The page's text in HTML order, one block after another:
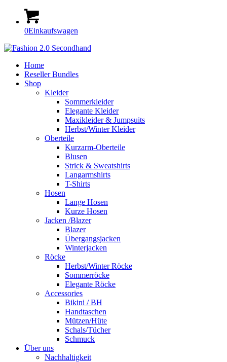
0Einkaufswagen
Home
Reseller Bundles
Shop
Kleider
Sommerkleider
Elegante Kleider
Maxikleider & Jumpsuits
Herbst/Winter Kleider
Oberteile
Kurzarm-Oberteile
Blusen
Strick & Sweatshirts
Langarmshirts
T-Shirts
Hosen
Lange Hosen
Kurze Hosen
Jacken /Blazer
Blazer
Übergangsjacken
Winterjacken
Röcke
Herbst/Winter Röcke
Sommerröcke
Elegante Röcke
Accessories
Bikini / BH
Handtaschen
Mützen/Hüte
Schals/Tücher
Schmuck
Über uns
Nachhaltigkeit